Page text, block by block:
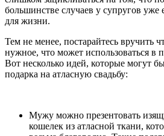
большинстве случаев у супругов уже
для жизни.
Тем не менее, постарайтесь вручить
нужное, что может использоваться в
Вот несколько идей, которые могут
подарка на атласную свадьбу:
Мужу можно презентовать
кошелек из атласной ткани,